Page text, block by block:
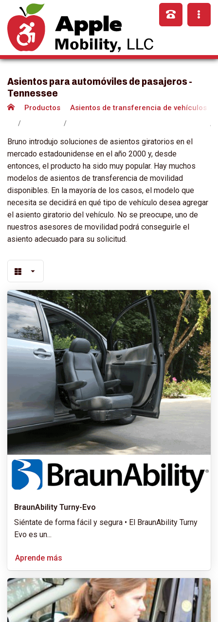
Asientos para automóviles de pasajeros -
Tennessee
Productos Asientos de transferencia de vehículos
Bruno introdujo soluciones de asientos giratorios en el
mercado estadounidense en el año 2000 y, desde
entonces, el producto ha sido muy popular. Hay muchos
modelos de asientos de transferencia de movilidad
disponibles. En la mayoría de los casos, el modelo que
necesita se decidirá en qué tipo de vehículo desea agregar
el asiento giratorio del vehículo. No se preocupe, uno de
nuestros asesores de movilidad podrá conseguirle el
asiento adecuado para su solicitud.
BraunAbility Turny-Evo
Siéntate de forma fácil y segura • El BraunAbility Turny
Evo es un...
Aprende más